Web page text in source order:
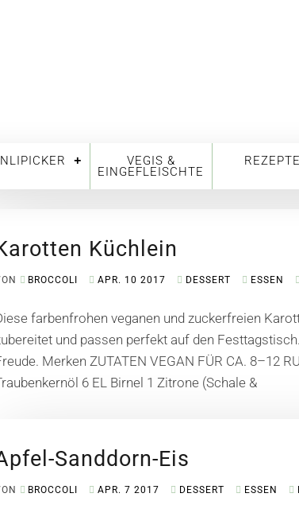
VEGIS &
EINGEFLEISCHTE
REZEPTE
Küchlein
BROCCOLI APR. 10 2017 DESSERT ESSEN
farbenfrohen veganen und zuckerfreien
und passen perfekt auf den
Merken ZUTATEN VEGAN FÜR CA. 8–12
6 EL Birnel 1 Zitrone (Schale &
Sanddorn-Eis
BROCCOLI APR. 7 2017 DESSERT ESSEN